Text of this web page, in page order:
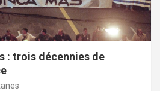
: trois décennies de